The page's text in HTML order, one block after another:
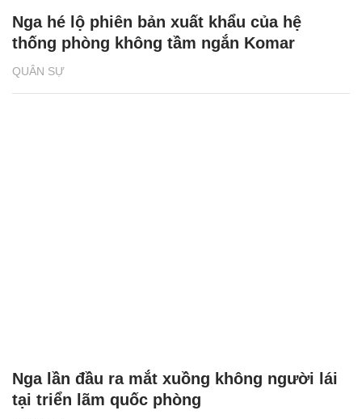
QUÂN SỰ
Nga hé lộ phiên bản xuất khẩu của hệ
thống phòng không tầm ngắn Komar
Nga lần đầu ra mắt xuồng không người lái
tại triển lãm quốc phòng